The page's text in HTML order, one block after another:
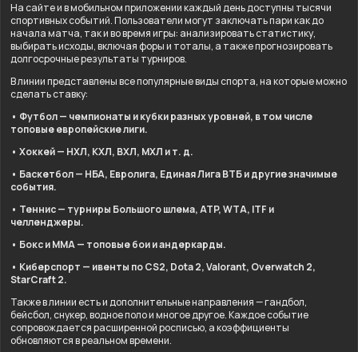
На сайте и в мобильном приложении каждый день доступны тысячи
спортивных событий. Пользователи могут заключать пари как до
начала матча, так и во время игры: анализировать статистику,
выбирать исходы, включая форы и тоталы, а также прогнозировать
долгосрочные результаты турниров.
В линии представлены все популярные виды спорта, на которые можно
сделать ставку:
• Футбол — чемпионаты и кубки разных уровней, в том числе
топовые европейские лиги.
• Хоккей — НХЛ, КХЛ, ВХЛ, МХЛ и т. д.
• Баскетбол — НБА, Евролига, Единая Лига ВТБ и другие значимые
события.
• Теннис — турниры Большого шлема, ATP, WTA, ITF и
челленджеры.
• Бокс и ММА — топовые бои и андеркарды.
• Киберспорт — ивенты по CS2, Dota 2, Valorant, Overwatch 2,
StarCraft 2.
Также в линии есть и дополнительные направления — гандбол,
бейсбол, снукер, водное поло и многое другое. Каждое событие
сопровождается расширенной росписью, а коэффициенты
обновляются в реальном времени.